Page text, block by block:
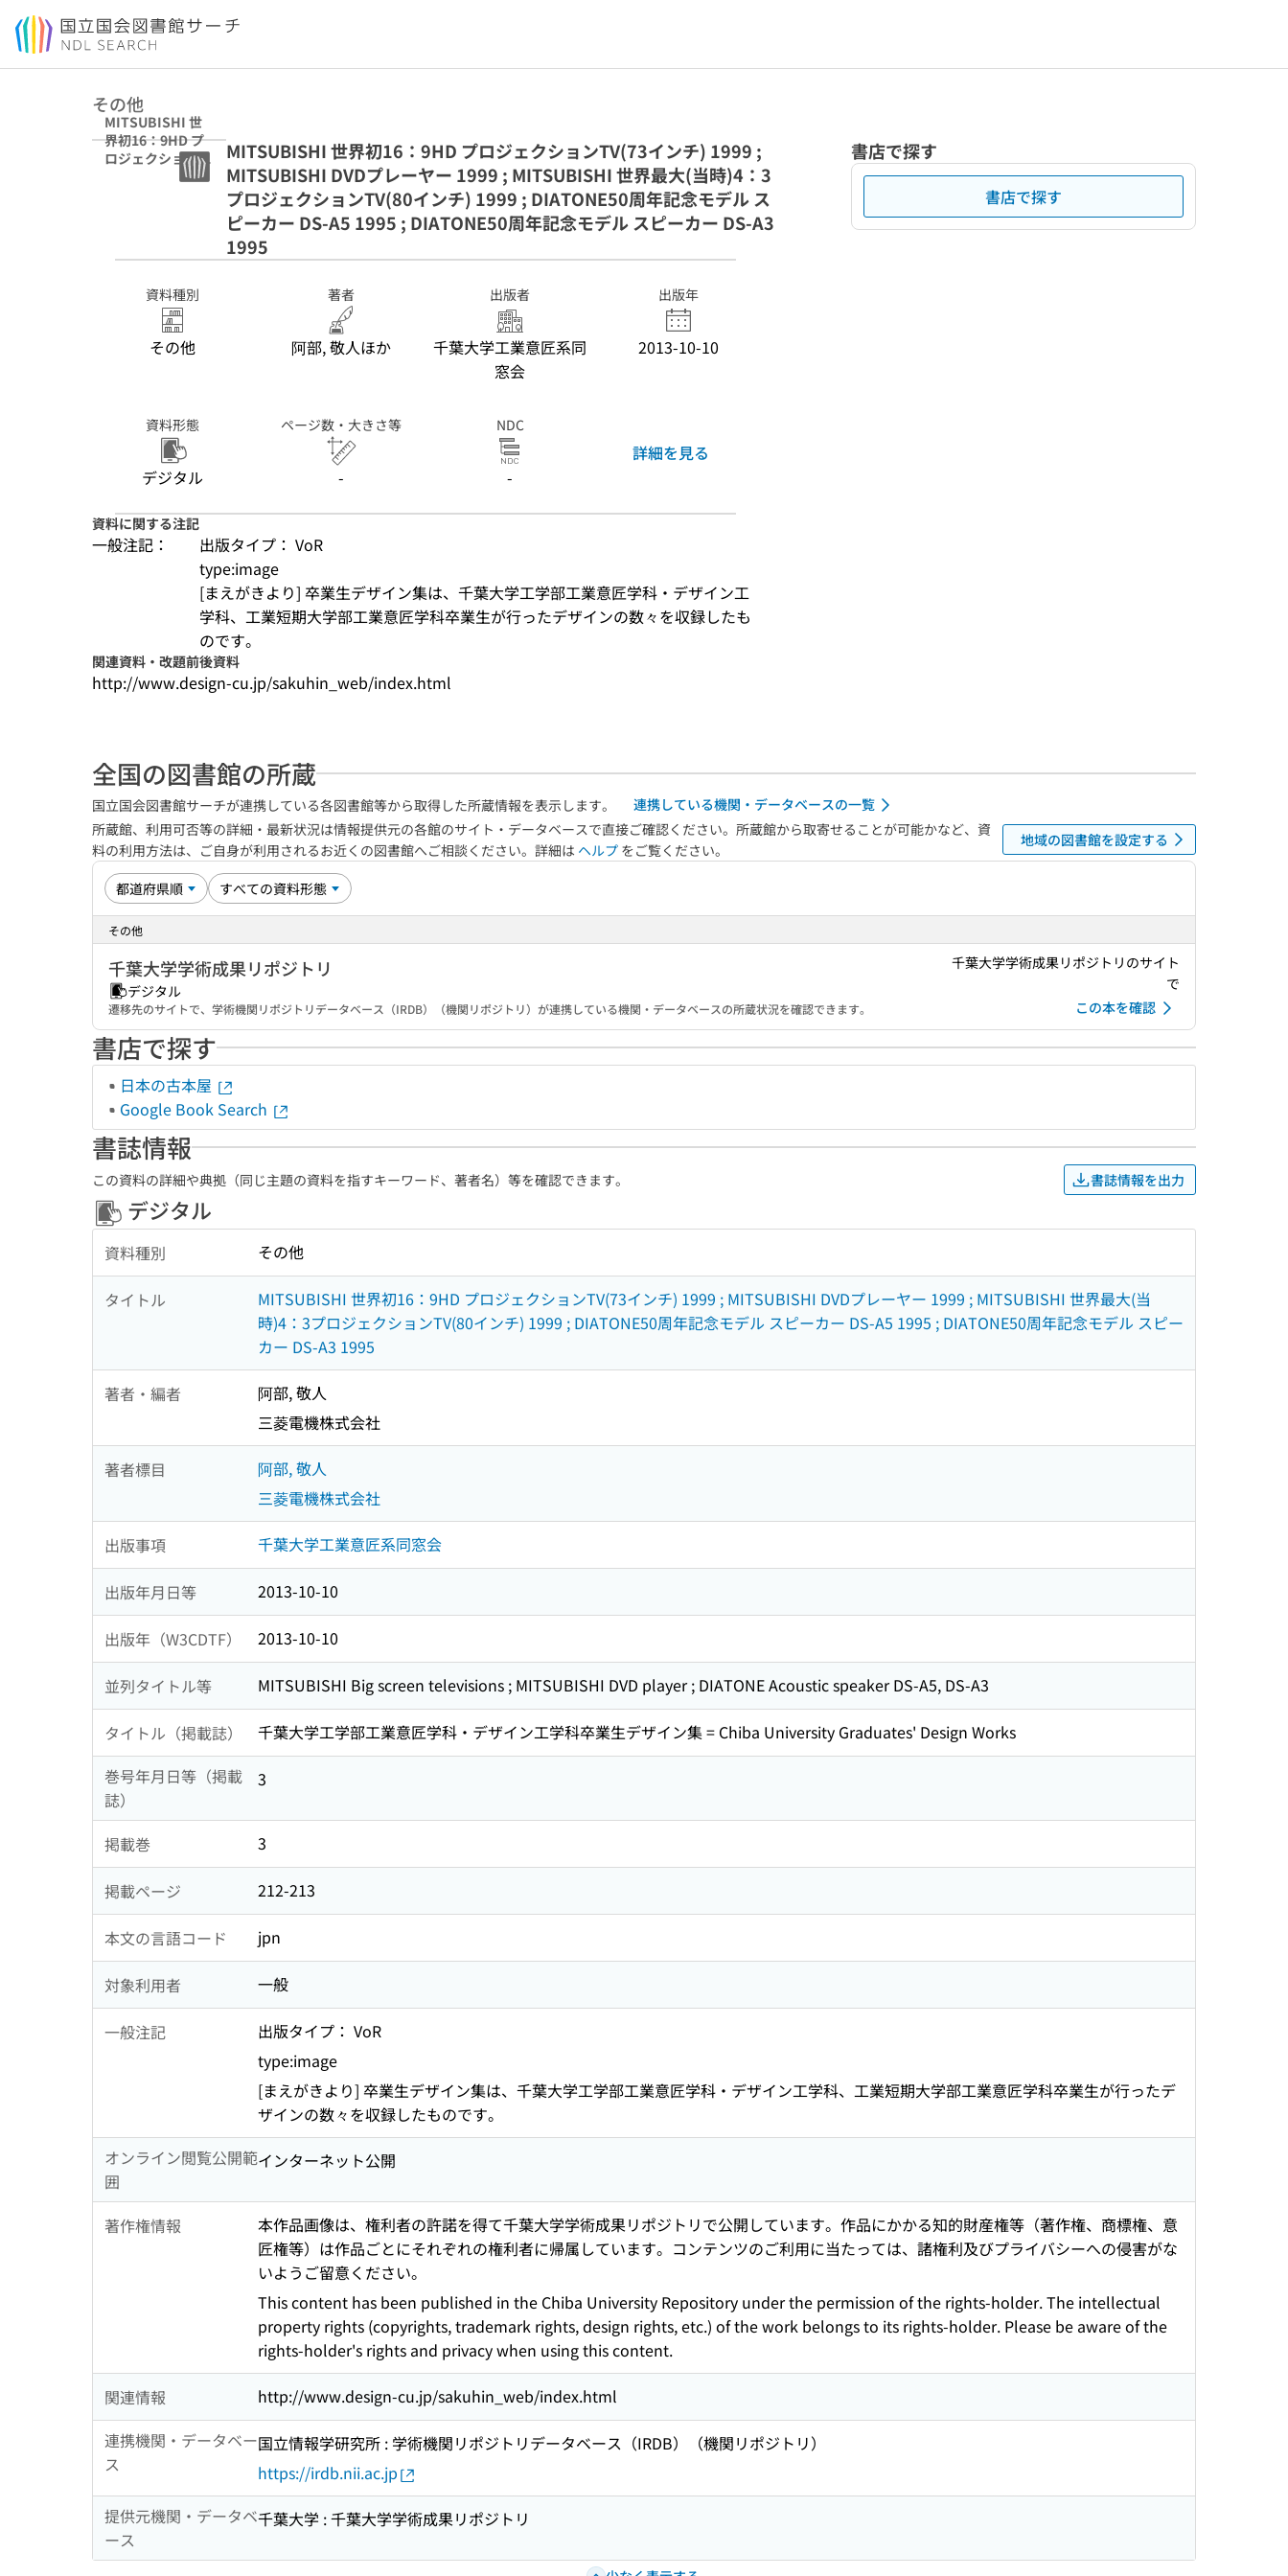
本文へ移動
その他
MITSUBISHI 世
界初16：9HD プ
ロジェクション
TV(73インチ)
MITSUBISHI 世
界最大(当時)4：3
プロジェクション
TV(80インチ)
DIATONE50周年
DIATONE50周年
記念モデル スピ
ーカー DS-A3
MITSUBISHI 世界初16：9HD プロジェクションTV(73インチ) 1999 ;
MITSUBISHI DVDプレーヤー 1999 ; MITSUBISHI 世界最大(当時)4：3
プロジェクションTV(80インチ) 1999 ; DIATONE50周年記念モデル ス
ピーカー DS-A5 1995 ; DIATONE50周年記念モデル スピーカー DS-A3
1995
資料種別
その他
著者
阿部, 敬人ほか
出版者
千葉大学工業意匠系同
窓会
出版年
2013-10-10
資料形態
デジタル
ページ数・大きさ等
-
NDC
-
詳細を見る
資料に関する注記
一般注記：
出版タイプ： VoR
type:image
[まえがきより] 卒業生デザイン集は、千葉大学工学部工業意匠学科・デザイン工
学科、工業短期大学部工業意匠学科卒業生が行ったデザインの数々を収録したも
のです。
関連資料・改題前後資料
http://www.design-cu.jp/sakuhin_web/index.html
書店で探す
書店で探す
全国の図書館の所蔵
国立国会図書館サーチが連携している各図書館等から取得した所蔵情報を表示します。
連携している機関・データベースの一覧
所蔵館、利用可否等の詳細・最新状況は情報提供元の各館のサイト・データベースで直接ご確認ください。所蔵館から取寄せることが可能かなど、資
料の利用方法は、ご自身が利用されるお近くの図書館へご相談ください。詳細は ヘルプ をご覧ください。
地域の図書館を設定する
その他
千葉大学学術成果リポジトリ
デジタル
遷移先のサイトで、学術機関リポジトリデータベース（IRDB）（機関リポジトリ）が連携している機関・データベースの所蔵状況を確認できます。
千葉大学学術成果リポジトリのサイト
で
この本を確認
書店で探す
日本の古本屋
Google Book Search
書誌情報
この資料の詳細や典拠（同じ主題の資料を指すキーワード、著者名）等を確認できます。 書誌情報を出力
デジタル
資料種別 その他
タイトル
MITSUBISHI 世界初16：9HD プロジェクションTV(73インチ) 1999 ; MITSUBISHI DVDプレーヤー 1999 ; MITSUBISHI 世界最大(当
時)4：3プロジェクションTV(80インチ) 1999 ; DIATONE50周年記念モデル スピーカー DS-A5 1995 ; DIATONE50周年記念モデル スピー
カー DS-A3 1995
著者・編者
阿部, 敬人
三菱電機株式会社
著者標目
阿部, 敬人
三菱電機株式会社
出版事項 千葉大学工業意匠系同窓会
出版年月日等 2013-10-10
出版年（W3CDTF） 2013-10-10
並列タイトル等 MITSUBISHI Big screen televisions ; MITSUBISHI DVD player ; DIATONE Acoustic speaker DS-A5, DS-A3
タイトル（掲載誌）
千葉大学工学部工業意匠学科・デザイン工学科卒業生デザイン集 = Chiba University Graduates' Design Works
巻号年月日等（掲載
誌）
3
掲載巻 3
掲載ページ 212-213
本文の言語コード jpn
対象利用者 一般
一般注記
出版タイプ： VoR
type:image
[まえがきより] 卒業生デザイン集は、千葉大学工学部工業意匠学科・デザイン工学科、工業短期大学部工業意匠学科卒業生が行ったデ
ザインの数々を収録したものです。
オンライン閲覧公開範
囲
インターネット公開
著作権情報
本作品画像は、権利者の許諾を得て千葉大学学術成果リポジトリで公開しています。作品にかかる知的財産権等（著作権、商標権、意
匠権等）は作品ごとにそれぞれの権利者に帰属しています。コンテンツのご利用に当たっては、諸権利及びプライバシーへの侵害がな
いようご留意ください。
This content has been published in the Chiba University Repository under the permission of the rights-holder. The intellectual
property rights (copyrights, trademark rights, design rights, etc.) of the work belongs to its rights-holder. Please be aware of the
rights-holder's rights and privacy when using this content.
関連情報
http://www.design-cu.jp/sakuhin_web/index.html
連携機関・データベー
ス
国立情報学研究所 : 学術機関リポジトリデータベース（IRDB）（機関リポジトリ）
https://irdb.nii.ac.jp
提供元機関・データベ
ース
千葉大学 : 千葉大学学術成果リポジトリ